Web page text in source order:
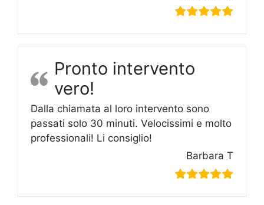
Pronto intervento
vero!
Dalla chiamata al loro intervento sono
passati solo 30 minuti. Velocissimi e molto
professionali! Li consiglio!
Barbara T